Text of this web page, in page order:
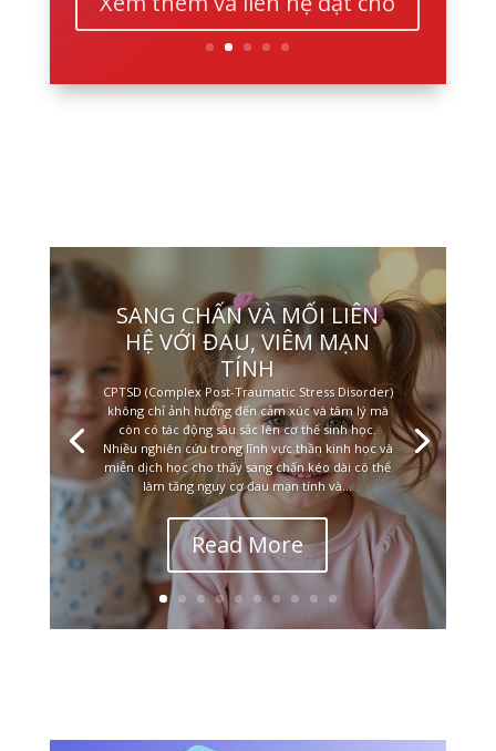
SANG CHẤN VÀ MỐI LIÊN
HỆ VỚI ĐAU, VIÊM MẠN
TÍNH
CPTSD (Complex Post-Traumatic Stress Disorder)
không chỉ ảnh hưởng đến cảm xúc và tâm lý mà
còn có tác động sâu sắc lên cơ thể sinh học.
Nhiều nghiên cứu trong lĩnh vực thần kinh học và
miễn dịch học cho thấy sang chấn kéo dài có thể
làm tăng nguy cơ đau mạn tính và...
Read More